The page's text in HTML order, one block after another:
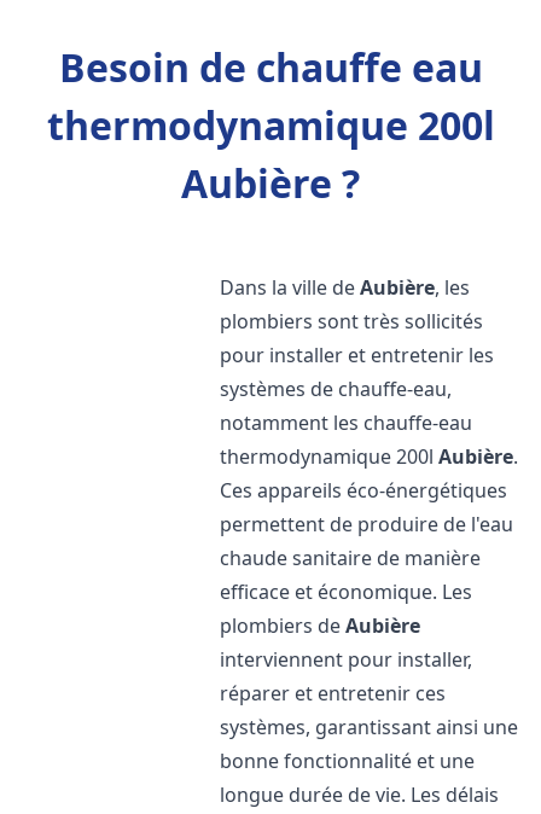
Besoin de chauffe eau
thermodynamique 200l
Aubière ?
Dans la ville deAubière, les
plombiers sont très sollicités
pour installer et entretenir les
systèmes de chauffe-eau,
notamment les chauffe-eau
thermodynamique 200lAubière.
Ces appareils éco-énergétiques
permettent de produire de l'eau
chaude sanitaire de manière
efficace et économique. Les
plombiers deAubière
interviennent pour installer,
réparer et entretenir ces
systèmes, garantissant ainsi une
bonne fonctionnalité et une
longue durée de vie. Les délais